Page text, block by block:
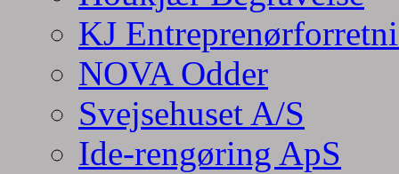
KJ
NOVA Odder
Svejsehuset A/S
Ide-rengøring ApS